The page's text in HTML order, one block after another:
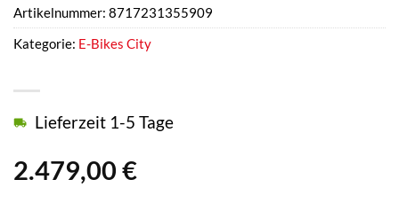
2.479,00 €
Lieferzeit 1-5 Tage
Artikelnummer: 8717231355909
Kategorie: E-Bikes City